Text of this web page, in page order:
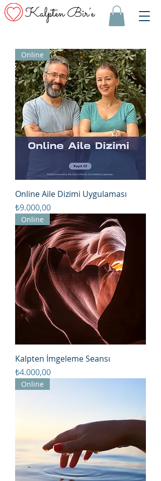
Online
Online Aile Dizimi Uygulaması
Fiyat
₺9.000,00
Online
Kalpten İmgeleme Seansı
Fiyat
₺4.000,00
Online